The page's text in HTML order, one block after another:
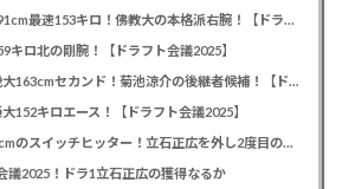
カープドラ5赤木晴哉！191cm最速153キロ！佛教大の本格派右腕！【ドラフト会議2025】
キロ北の剛腕！【ドラフト会議2025】
カープドラ3勝田成！近畿大163cmセカンド！菊池涼介の後継者候補！【ドラフト会議2025】
152キロエース！【ドラフト会議2025】
カープドラ1平川蓮！187cmのスイッチヒッター！立石正広を外し2度目の重複も新井監督がクジを引き当てる！【ドラフト会議2025】
議2025！ドラ1立石正広の獲得なるか